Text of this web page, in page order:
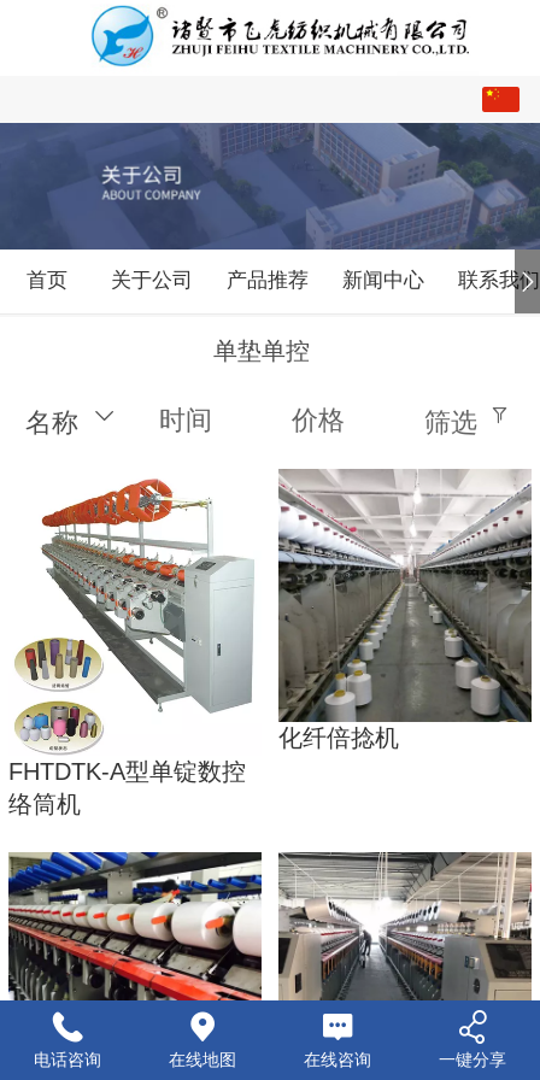
English
首页 关于公司 产品推荐 新闻中心 联系我们
单垫单控
名称 时间 价格 筛选
FHTDTK-A型单锭数控
络筒机
化纤倍捻机
电话咨询 在线地图 在线咨询 一键分享